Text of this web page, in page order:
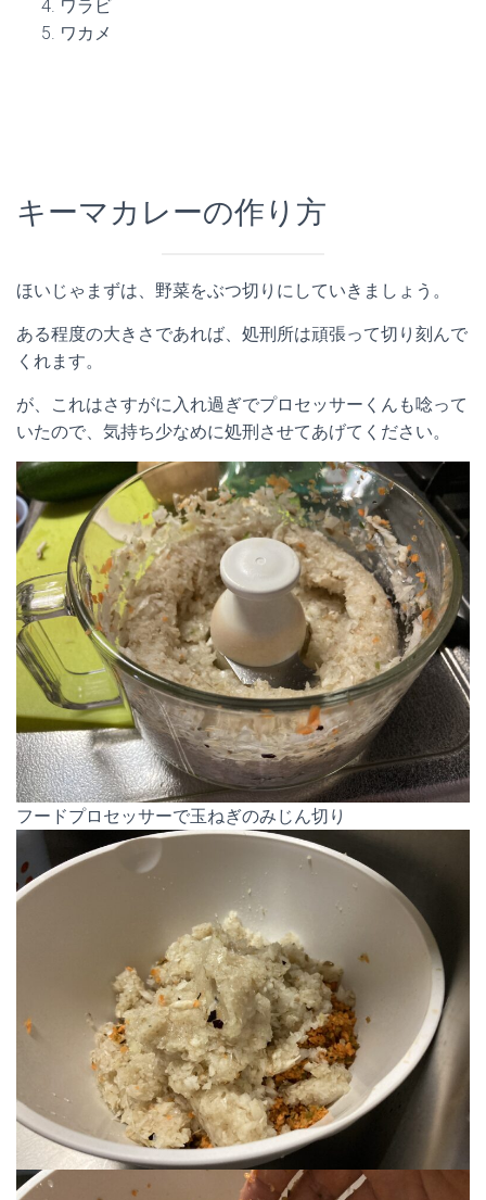
ワラビ
ワカメ
キーマカレーの作り方
ほいじゃまずは、野菜をぶつ切りにしていきましょう。
ある程度の大きさであれば、処刑所は頑張って切り刻んで
くれます。
が、これはさすがに入れ過ぎでプロセッサーくんも唸って
いたので、気持ち少なめに処刑させてあげてください。
フードプロセッサーで玉ねぎのみじん切り